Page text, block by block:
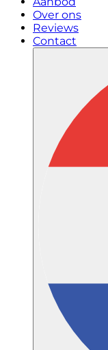
Over ons
Reviews
Contact